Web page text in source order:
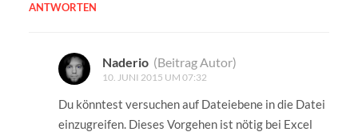
ANTWORTEN
Naderio (Beitrag Autor)
10. JUNI 2015 UM 07:32
Du könntest versuchen auf Dateiebene in die Datei
einzugreifen. Dieses Vorgehen ist nötig bei Excel